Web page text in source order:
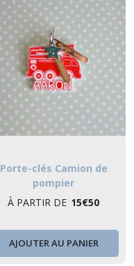
Porte-clés Camion de
pompier
À PARTIR DE 15€50
AJOUTER AU PANIER